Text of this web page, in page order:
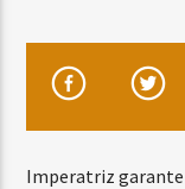
Imperatriz